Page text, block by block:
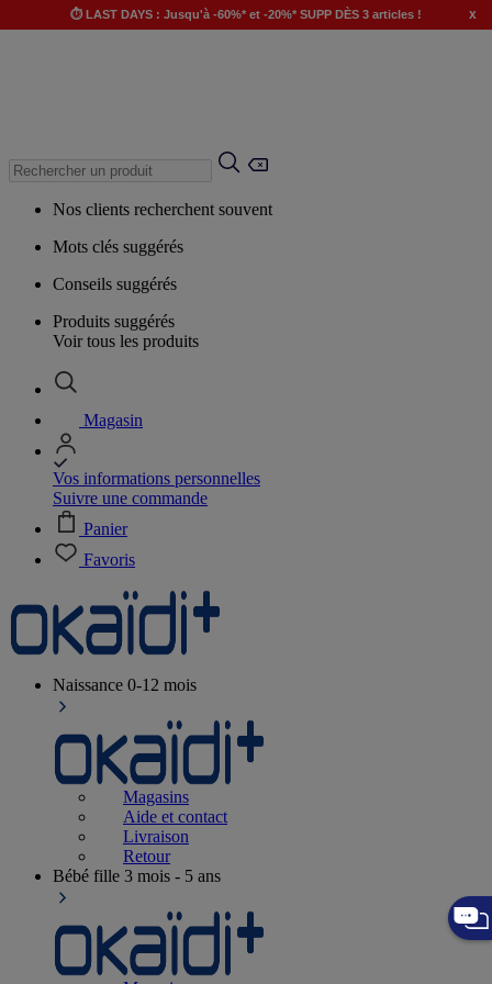
⏱️ LAST DAYS : Jusqu'à -60%* et -20%* SUPP DÈS 3 articles ! x
Nos clients recherchent souvent
Mots clés suggérés
Conseils suggérés
Produits suggérés
Voir tous les produits
Magasin
Vos informations personnelles
Suivre une commande
Panier
Favoris
Naissance 0-12 mois
Magasins
Aide et contact
Livraison
Retour
Bébé fille 3 mois - 5 ans